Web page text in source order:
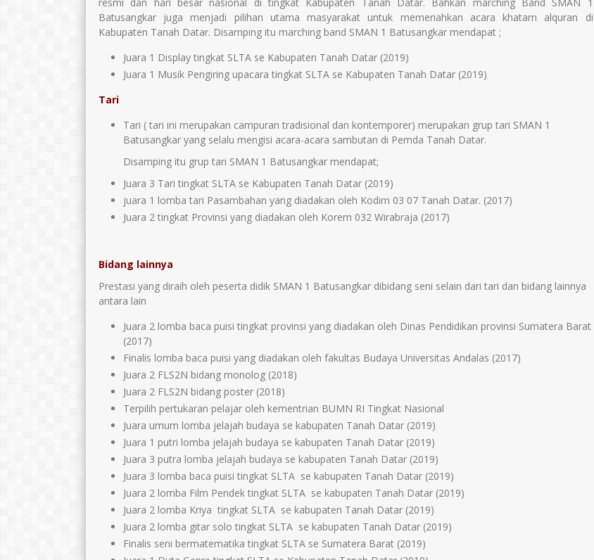
Batusangkar juga menjadi pilihan utama masyarakat untuk memeriahkan acara khatam alquran di
Kabupaten Tanah Datar. Disamping itu marching band SMAN 1 Batusangkar mendapat ;
Juara 1 Display tingkat SLTA se Kabupaten Tanah Datar (2019)
Juara 1 Musik Pengiring upacara tingkat SLTA se Kabupaten Tanah Datar (2019)
Tari
Tari ( tari ini merupakan campuran tradisional dan kontemporer) merupakan grup tari SMAN 1
Batusangkar yang selalu mengisi acara-acara sambutan di Pemda Tanah Datar.
Disamping itu grup tari SMAN 1 Batusangkar mendapat;
Juara 3 Tari tingkat SLTA se Kabupaten Tanah Datar (2019)
juara 1 lomba tari Pasambahan yang diadakan oleh Kodim 03 07 Tanah Datar. (2017)
Juara 2 tingkat Provinsi yang diadakan oleh Korem 032 Wirabraja (2017)
Bidang lainnya
Prestasi yang diraih oleh peserta didik SMAN 1 Batusangkar dibidang seni selain dari tari dan bidang lainnya
antara lain
Juara 2 lomba baca puisi tingkat provinsi yang diadakan oleh Dinas Pendidikan provinsi Sumatera Barat
(2017)
Finalis lomba baca puisi yang diadakan oleh fakultas Budaya Universitas Andalas (2017)
Juara 2 FLS2N bidang monolog (2018)
Juara 2 FLS2N bidang poster (2018)
Terpilih pertukaran pelajar oleh kementrian BUMN RI Tingkat Nasional
Juara umum lomba jelajah budaya se kabupaten Tanah Datar (2019)
Juara 1 putri lomba jelajah budaya se kabupaten Tanah Datar (2019)
Juara 3 putra lomba jelajah budaya se kabupaten Tanah Datar (2019)
Juara 3 lomba baca puisi tingkat SLTA se kabupaten Tanah Datar (2019)
Juara 2 lomba Film Pendek tingkat SLTA se kabupaten Tanah Datar (2019)
Juara 2 lomba Kriya tingkat SLTA se kabupaten Tanah Datar (2019)
Juara 2 lomba gitar solo tingkat SLTA se kabupaten Tanah Datar (2019)
Finalis seni bermatematika tingkat SLTA se Sumatera Barat (2019)